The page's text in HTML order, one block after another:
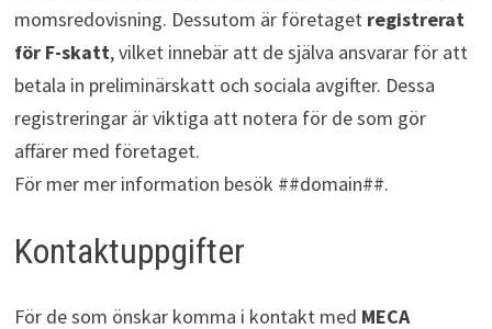
momsredovisning. Dessutom är företaget registrerat
för F-skatt, vilket innebär att de själva ansvarar för att
betala in preliminärskatt och sociala avgifter. Dessa
registreringar är viktiga att notera för de som gör
affärer med företaget.
För mer mer information besök ##domain##.
Kontaktuppgifter
För de som önskar komma i kontakt med MECA